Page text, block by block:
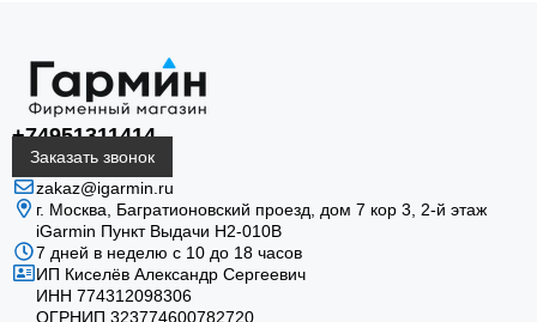
Автоматический отдых
В бассейне часы определяют остановку и
автоматически отделяют отдых от активного
интервала.
+74951311414
Заказать звонок
zakaz@igarmin.ru
г. Москва, Багратионовский проезд, дом 7 кор 3, 2-й этаж
iGarmin Пункт Выдачи Н2-010В
7 дней в неделю с 10 до 18 часов
ИП Киселёв Александр Сергеевич
ИНН 774312098306
ОГРНИП 323774600782720